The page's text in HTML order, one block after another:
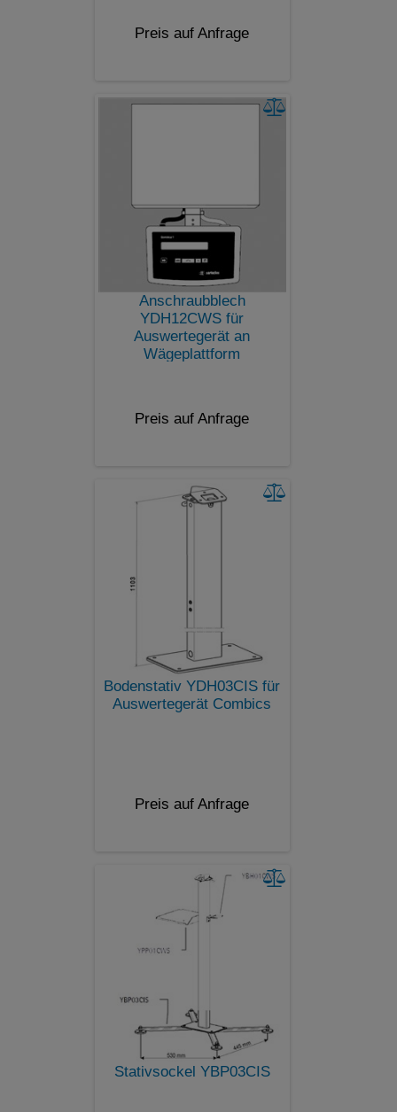
Preis auf Anfrage
Anschraubblech
YDH12CWS für
Auswertegerät an
Wägeplattform
Preis auf Anfrage
Bodenstativ YDH03CIS für
Auswertegerät Combics
Preis auf Anfrage
Stativsockel YBP03CIS